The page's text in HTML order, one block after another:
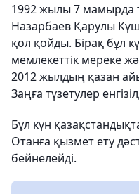
1992 жылы 7 мамырда
Назарбаев Қарулы
қол қойды. Бірақ бұл
мемлекеттік мереке
2012 жылдың қазан
Заңға түзетулер
Бұл күн
Отанға қызмет ету
бейнелейді.